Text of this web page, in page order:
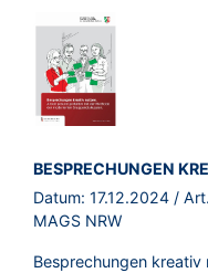
BROSCHÜRE:
BESPRECHUNGEN
Datum: 17.12.2024 /
MAGS NRW
Besprechungen